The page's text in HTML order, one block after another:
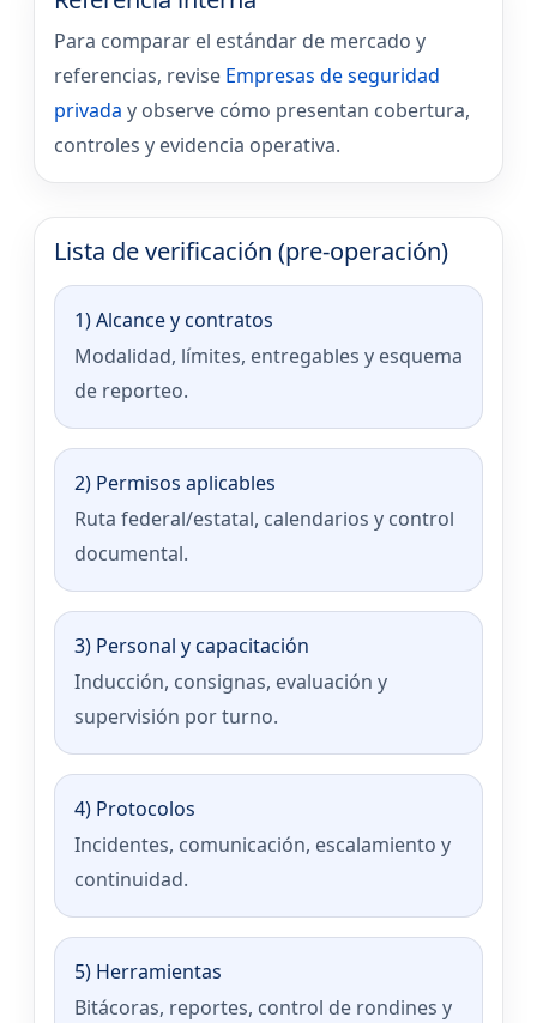
Para comparar el estándar de mercado y
referencias, revise Empresas de seguridad
privada y observe cómo presentan cobertura,
controles y evidencia operativa.
Lista de verificación (pre-operación)
1) Alcance y contratos
Modalidad, límites, entregables y esquema
de reporteo.
2) Permisos aplicables
Ruta federal/estatal, calendarios y control
documental.
3) Personal y capacitación
Inducción, consignas, evaluación y
supervisión por turno.
4) Protocolos
Incidentes, comunicación, escalamiento y
continuidad.
5) Herramientas
Bitácoras, reportes, control de rondines y